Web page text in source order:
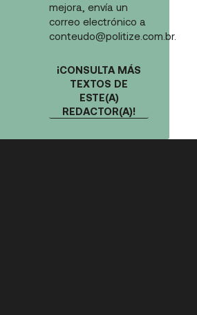
mejora, envía un
correo electrónico a
conteudo@politize.com.br.
¡CONSULTA MÁS
TEXTOS DE
ESTE(A)
REDACTOR(A)!